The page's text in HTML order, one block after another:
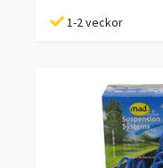
1-2 veckor